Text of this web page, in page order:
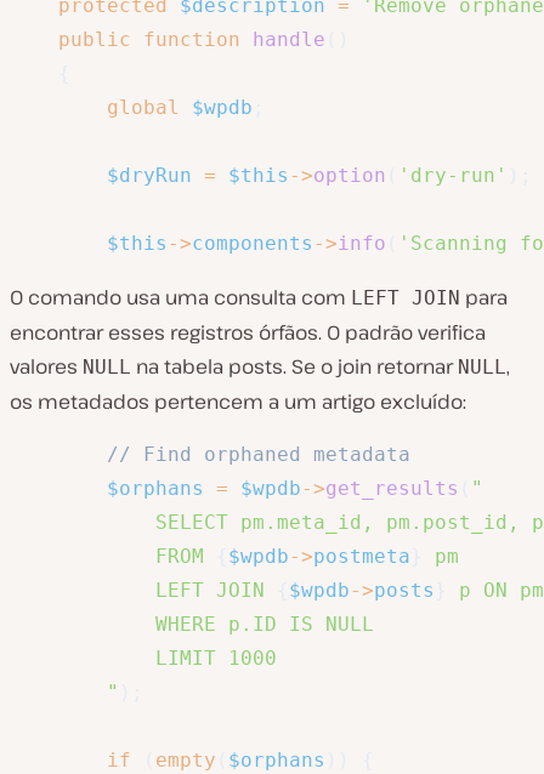
protected $description =
'Remove
public
function handle
global
$wpdb
$dryRun = $this ->option 'dry-run'
$this ->components ->info 'Scanning
O comando usa uma consulta com LEFT JOIN para
encontrar esses registros órfãos. O padrão verifica
valores NULL na tabela posts. Se o join retornar NULL,
os metadados pertencem a um artigo excluído:
// Find orphaned metadata
$orphans
= $wpdb->get_results
"
SELECT pm.meta_id, pm.post_id,
            FROM
$wpdb->postmeta
pm
            LEFT JOIN
$wpdb->posts
p ON
            WHERE p.ID IS NULL
            LIMIT 1000
        "
if empty $orphans